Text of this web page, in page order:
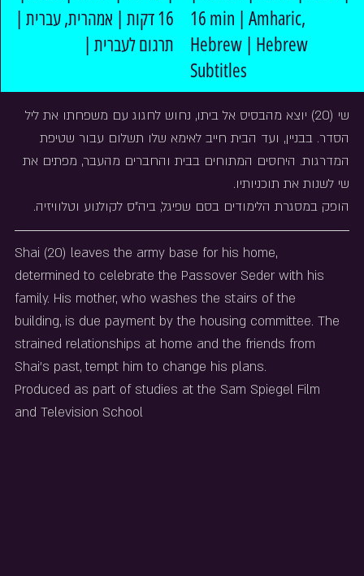
16 דקות | אמהרית, עברית |
תרגום לעברית |
16 min | Amharic,
Hebrew | Hebrew
Subtitles
שי (20) יוצא מהבסיס אל ביתו, נחוש לחגוג עם משפחתו את ליל
הסדר. בבניין, ועד הבית חייב לאימא שלו תשלום עבור שטיפת
המדרגות. היחסים המתוחים בבית והחברים מהעבר, מפתים את
שי לשנות את תוכניותיו.
הופק במסגרת הלימודים בסם שפיגל, ביה"ס לקולנוע וטלוויזיה.
Shai (20) leaves the army base for his home,
determined to celebrate the Passover Seder with his
family. His mother, who washes the stairs of the
building, is due payment by the housing committee. The
strained relationships at home and the friends from
Shai's past, tempt him to change his plans.
Produced as part of studies at the Sam Spiegel Film
and Television School